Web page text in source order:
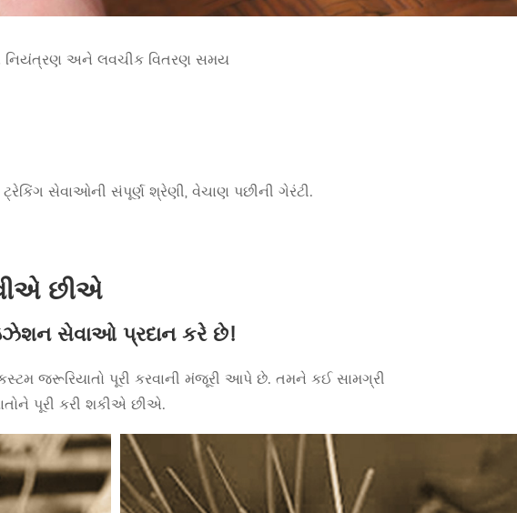
નિયંત્રણ અને લવચીક વિતરણ સમય
સેવાઓની સંપૂર્ણ શ્રેણી, વેચાણ પછીની ગેરંટી.
છીએ
સેવાઓ પ્રદાન કરે છે!
જરૂરિયાતો પૂરી કરવાની મંજૂરી આપે છે. તમને કઈ સામગ્રી
પૂરી કરી શકીએ છીએ.